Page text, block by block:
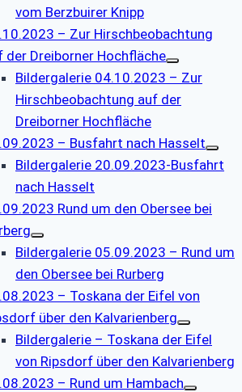
vom Berzbuirer Knipp
– Zur Hirschbeobachtung
der Dreiborner Hochfläche
Bildergalerie 04.10.2023 – Zur
Hirschbeobachtung auf der
Dreiborner Hochfläche
– Busfahrt nach Hasselt
Bildergalerie 20.09.2023-Busfahrt
nach Hasselt
Rund um den Obersee bei
Bildergalerie 05.09.2023 – Rund um
den Obersee bei Rurberg
– Toskana der Eifel von
über den Kalvarienberg
Bildergalerie – Toskana der Eifel
von Ripsdorf über den Kalvarienberg
– Rund um Hambach